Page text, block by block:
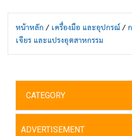
หน้าหลัก / เครื่องมือ และอุปกรณ์ /
เจียร และแปรงอุตสาหกรรม
CATEGORY
ADVERTISEMENT